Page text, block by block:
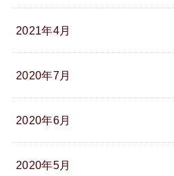
2021年4月
2020年7月
2020年6月
2020年5月